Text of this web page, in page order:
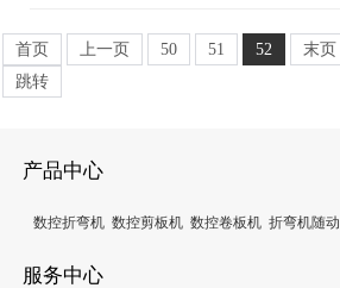
首页 上一页 50 51 52 末页
跳转
产品中心
数控折弯机 数控剪板机 数控卷板机 折弯机随动
服务中心